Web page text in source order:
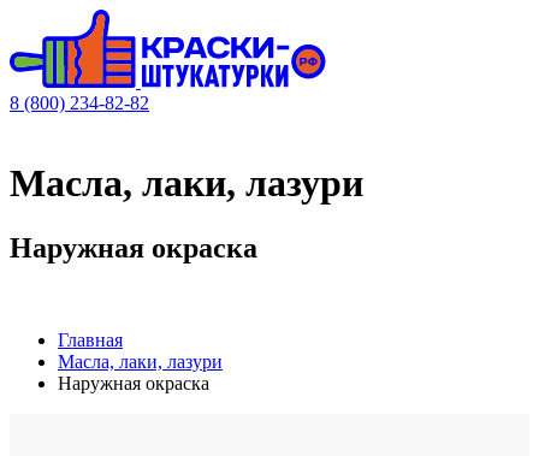
8 (800) 234-82-82
Масла, лаки, лазури
Наружная окраска
Главная
Масла, лаки, лазури
Наружная окраска